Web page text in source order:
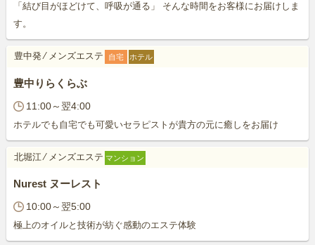
「結び目がほどけて、呼吸が通る」 そんな時間をお客様にお届けしま
す。
豊中発⁄ メンズエステ ホテル
自宅
豊中りらくらぶ
11:00～翌4:00
ホテルでも自宅でも可愛いセラピストが貴方の元に癒しをお届け
北堀江 ⁄ メンズエステ マンション
Nurest ヌーレスト
10:00～翌5:00
極上のオイルと技術が紡ぐ感動のエステ体験